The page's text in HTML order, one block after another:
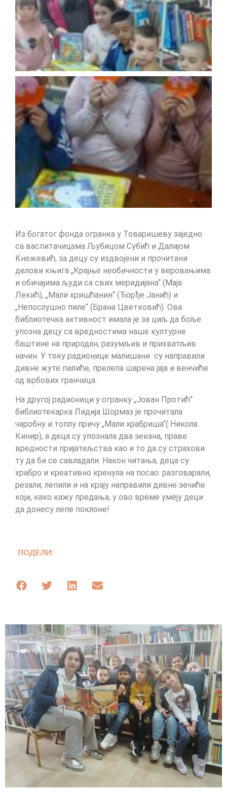
Из богатог фонда огранка у Товаришеву заједно
са васпитачицама Љубицом Субић и Далијом
Кнежевић, за децу су издвојени и прочитани
делови књига „Крајње необичности у веровањима
и обичајима људи са свих меридијана“ (Маја
Лекић), „Мали хришћанин“ (Ђорђе Јанић) и
„Непослушно пиле“ (Брана Цветковић). Ова
библиотечка активност имала је за циљ да боље
упозна децу са вредностима наше културне
баштине на природан, разумљив и прихватљив
начин. У току радионице малишани су направили
дивне жуте пилиће, прелепа шарена јаја и венчиће
од врбових гранчица.
На другој радионици у огранку „Јован Протић“
библиотекарка Лидија Шормаз је прочитала
чаробну и топлу причу „Мали храбриша“( Никола
Кинир), а деца су упознала два зекана, праве
вредности пријатељства као и то да су страхови
ту да би се савладали. Након читања, деца су
храбро и креативно кренула на посао: разговарали,
резали, лепили и на крају направили дивне зечиће
који, како кажу предања, у ово време умеју деци
да донесу лепе поклоне!
ПОДЕЛИ: